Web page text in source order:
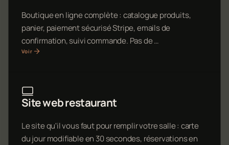
Boutique en ligne complète : catalogue produits,
panier, paiement sécurisé Stripe, emails de
confirmation, suivi commande. Pas de …
Voir
Site web restaurant
Le site qu'il vous faut pour remplir votre salle : carte
du jour modifiable en 30 secondes, réservations en